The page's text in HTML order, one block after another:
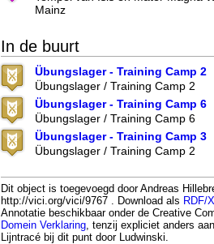
Mainz
In de buurt
Übungslager - Training Camp 2
Übungslager / Training Camp 2
Übungslager - Training Camp 6
Übungslager / Training Camp 6
Übungslager - Training Camp 3
Übungslager / Training Camp 2
Dit object is toegevoegd door Andreas
http://vici.org/vici/9767 . Download als RDF/
Annotatie beschikbaar onder de Creative
Domein Verklaring , tenzij expliciet anders
Lijntracé bij dit punt door Ludwinski.